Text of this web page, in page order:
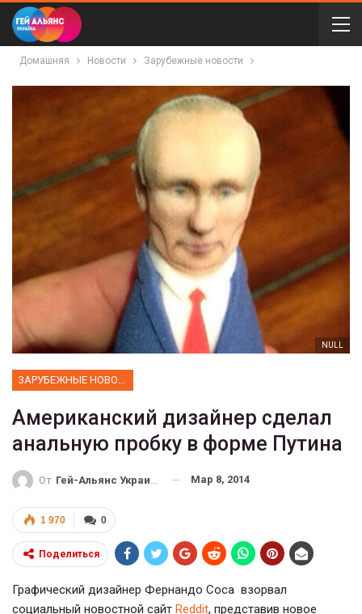
Домашняя Новости Зарубежные новости
NULL
ЗАРУБЕЖНЫЕ НОВОСТИ
Американский дизайнер сделал
анальную пробку в форме Путина
От Гей-Альянс Украина Мар 8, 2014
0
1 970
Поделиться
Графический дизайнер Фернандо Соса взорвал
социальный новостной сайт Reddit, представив новое